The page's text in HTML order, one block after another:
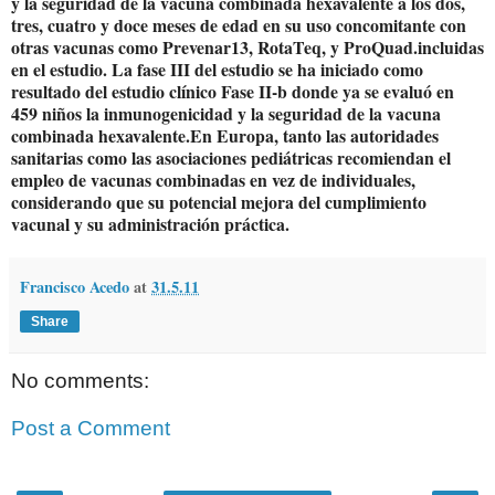
tres, cuatro y doce meses de edad en su uso concomitante con
otras vacunas como Prevenar13, RotaTeq, y ProQuad.incluidas
en el estudio. La fase III del estudio se ha iniciado como
resultado del estudio clínico Fase II-b donde ya se evaluó en
459 niños la inmunogenicidad y la seguridad de la vacuna
combinada hexavalente.En Europa, tanto las autoridades
sanitarias como las asociaciones pediátricas recomiendan el
empleo de vacunas combinadas en vez de individuales,
considerando que su potencial mejora del cumplimiento
vacunal y su administración práctica.
Francisco Acedoat31.5.11
Share
No comments:
Post a Comment